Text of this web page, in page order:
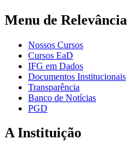
Menu de Relevância
Nossos Cursos
Cursos EaD
IFG em Dados
Documentos Institucionais
Transparência
Banco de Notícias
PGD
A Instituição